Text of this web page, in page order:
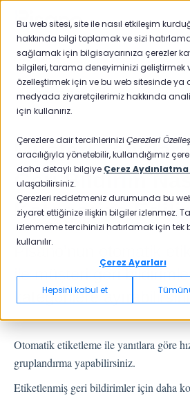
Bu web sitesi, site ile nasıl etkileşim
hakkında bilgi toplamak ve sizi
sağlamak için bilgisayarınıza çerezler
bilgileri, tarama deneyiminizi geliştirmek
özelleştirmek için ve bu web sitesinde ya
medyada ziyaretçilerimiz hakkında
için kullanırız.
Çerezlere dair tercihlerinizi Çerezleri
aracılığıyla yönetebilir, kullandığımız
daha detaylı bilgiye Çerez
ulaşabilirsiniz.
Çerezleri reddetmeniz durumunda bu
ziyaret ettiğinize ilişkin bilgiler izlenmez.
izlenmeme tercihinizi hatırlamak için tek
kullanılır.
Çerez Ayarları
Hepsini kabul et
Ayarlar
Leo
Yeni Başlayanlar İçin
Raporlar
NPS
CSAT
Raporlama 2024
Geri Bildirimler
Spam
Geri Bildirim
Ana sayfaya geri dön
Müşteri
Geri Bildirim
Kategorize
Pisano'nun otomatik
ile müşteri geri
kategorilere
Otomatik etiketleme ile yanıtlara göre
gruplandırma yapabilirsiniz.
Etiketlenmiş geri bildirimler için daha